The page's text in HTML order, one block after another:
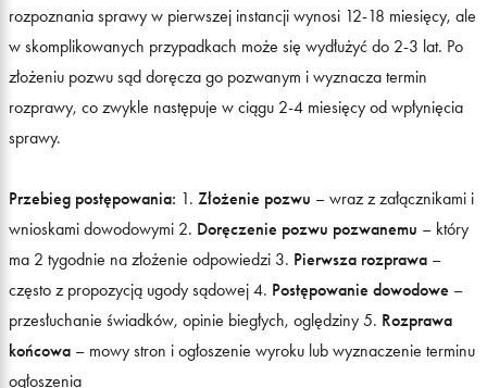
rozpoznania sprawy w pierwszej instancji wynosi 12-18 miesięcy, ale
w skomplikowanych przypadkach może się wydłużyć do 2-3 lat. Po
złożeniu pozwu sąd doręcza go pozwanym i wyznacza termin
rozprawy, co zwykle następuje w ciągu 2-4 miesięcy od wpłynięcia
sprawy.
Przebieg postępowania: 1. Złożenie pozwu – wraz z załącznikami i
wnioskami dowodowymi 2. Doręczenie pozwu pozwanemu – który
ma 2 tygodnie na złożenie odpowiedzi 3. Pierwsza rozprawa –
często z propozycją ugody sądowej 4. Postępowanie dowodowe –
przesłuchanie świadków, opinie biegłych, oględziny 5. Rozprawa
końcowa – mowy stron i ogłoszenie wyroku lub wyznaczenie terminu
ogłoszenia